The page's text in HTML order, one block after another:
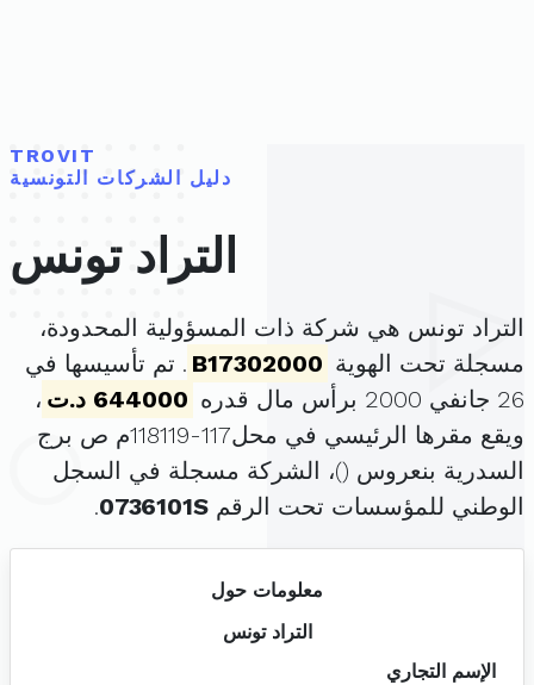
TROVIT
دليل الشركات التونسية
التراد تونس
التراد تونس هي شركة ذات المسؤولية المحدودة،
مسجلة تحت الهوية B17302000 . تم تأسيسها في
26 جانفي 2000 برأس مال قدره
644000 د.ت
،
ويقع مقرها الرئيسي في محل117-118119م ص برج
السدرية بنعروس ()، الشركة مسجلة في السجل
الوطني للمؤسسات تحت الرقم 0736101S
.
معلومات حول
التراد تونس
الإسم التجاري